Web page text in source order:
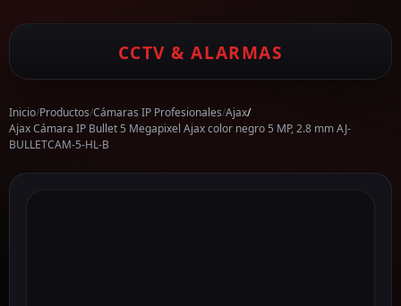
CCTV & ALARMAS
Inicio/Productos/Cámaras IP Profesionales/Ajax/
Ajax Cámara IP Bullet 5 Megapixel Ajax color negro 5 MP, 2.8 mm AJ-
BULLETCAM-5-HL-B